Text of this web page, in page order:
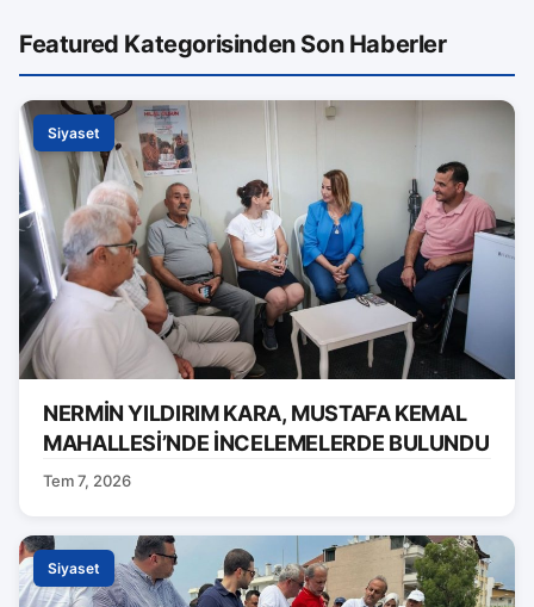
Featured Kategorisinden Son Haberler
Siyaset
NERMİN YILDIRIM KARA, MUSTAFA KEMAL
MAHALLESİ’NDE İNCELEMELERDE BULUNDU
Tem 7, 2026
Siyaset